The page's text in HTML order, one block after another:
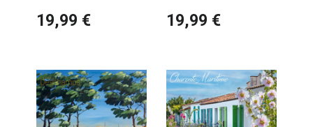
Chenal Ostréicole
19,99 €
Fort Boyard
19,99 €